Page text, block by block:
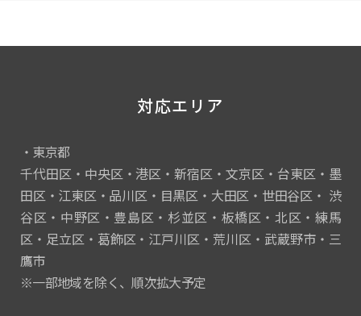
対応エリア
・東京都
千代田区・中央区・港区・新宿区・文京区・台東区・墨
田区・江東区・品川区・目黒区・大田区・世田谷区・ 渋
谷区・中野区・豊島区・杉並区・板橋区・北区・練馬
区・足立区・葛飾区・江戸川区・荒川区・武蔵野市・三
鷹市
※一部地域を除く、順次拡大予定